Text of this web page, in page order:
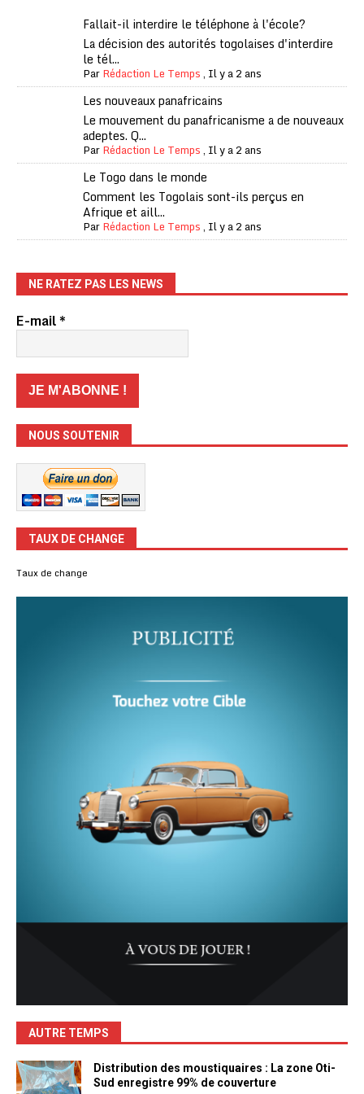
Fallait-il interdire le téléphone à l'école?
La décision des autorités togolaises d'interdire
le tél...
ParRédaction Le Temps, Il y a 2 ans
Les nouveaux panafricains
Le mouvement du panafricanisme a de nouveaux
adeptes. Q...
ParRédaction Le Temps, Il y a 2 ans
Le Togo dans le monde
Comment les Togolais sont-ils perçus en
Afrique et aill...
ParRédaction Le Temps, Il y a 2 ans
NE RATEZ PAS LES NEWS
E-mail*
NOUS SOUTENIR
TAUX DE CHANGE
Taux de change
AUTRE TEMPS
Distribution des moustiquaires : La zone Oti-
Sud enregistre 99% de couverture